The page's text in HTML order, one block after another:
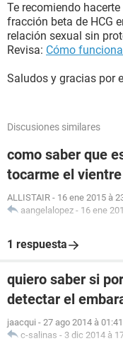
Te recomiendo
fracción beta de HCG
relación sexual sin
Revisa: Cómo
Saludos y gracias por
Discusiones similares
como saber que
tocarme el vientre
ALLISTAIR - 16 ene 2015 à
aangelalopez - 16 ene
1 respuesta
quiero saber si
detectar el
jaacqui - 27 ago 2014 à 01:41
c-salinas - 3 dic 2014 à